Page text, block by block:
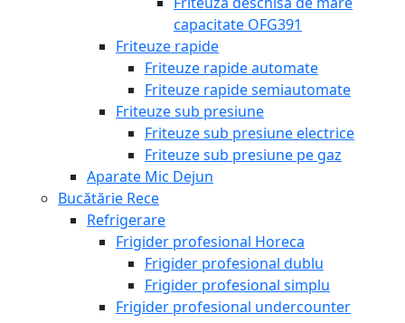
capacitate OFG391
Friteuze rapide
Friteuze rapide automate
Friteuze rapide semiautomate
Friteuze sub presiune
Friteuze sub presiune electrice
Friteuze sub presiune pe gaz
Aparate Mic Dejun
Bucătărie Rece
Refrigerare
Frigider profesional Horeca
Frigider profesional dublu
Frigider profesional simplu
Frigider profesional undercounter